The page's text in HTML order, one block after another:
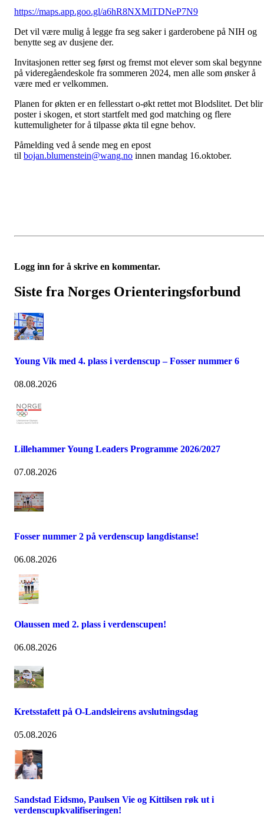
https://maps.app.goo.gl/a6hR8NXMiTDNeP7N9
Det vil være mulig å legge fra seg saker i garderobene på NIH og
benytte seg av dusjene der.
Invitasjonen retter seg først og fremst mot elever som skal begynne
på videregåendeskole fra sommeren 2024, men alle som ønsker å
være med er velkommen.
Planen for økten er en fellesstart o-økt rettet mot Blodslitet. Det blir
poster i skogen, et stort startfelt med god matching og flere
kuttemuligheter for å tilpasse økta til egne behov.
Påmelding ved å sende meg en epost
til bojan.blumenstein@wang.no innen mandag 16.oktober.
Logg inn for å skrive en kommentar.
Siste fra Norges Orienteringsforbund
Young Vik med 4. plass i verdenscup – Fosser nummer 6
08.08.2026
Lillehammer Young Leaders Programme 2026/2027
07.08.2026
Fosser nummer 2 på verdenscup langdistanse!
06.08.2026
Olaussen med 2. plass i verdenscupen!
06.08.2026
Kretsstafett på O-Landsleirens avslutningsdag
05.08.2026
Sandstad Eidsmo, Paulsen Vie og Kittilsen røk ut i
verdenscupkvalifiseringen!